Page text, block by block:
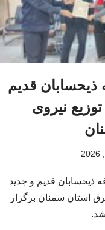
ذیحسابان قدیم
نیروی
ذیحسابان قدیم و جدید
استان سمنان برگزار
شد.